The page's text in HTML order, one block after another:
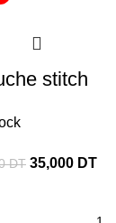
stitch
DT 35,000 DT